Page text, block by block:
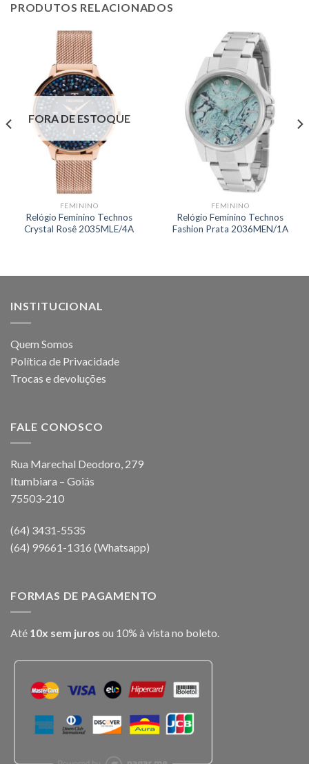
PRODUTOS RELACIONADOS
FORA DE ESTOQUE
FEMININO
Relógio Feminino Technos
Crystal Rosê 2035MLE/4A
FEMININO
Relógio Feminino Technos
Fashion Prata 2036MEN/1A
INSTITUCIONAL
Quem Somos
Política de Privacidade
Trocas e devoluções
FALE CONOSCO
Rua Marechal Deodoro, 279
Itumbiara – Goiás
75503-210
(64) 3431-5535
(64) 99661-1316 (Whatsapp)
FORMAS DE PAGAMENTO
Até 10x sem juros ou 10% à vista no boleto.